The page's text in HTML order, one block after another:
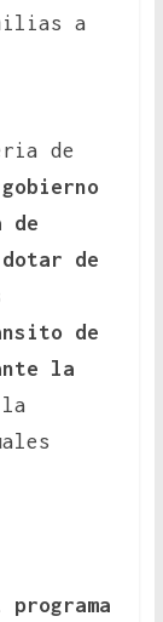
a
de
de
de
de
la
la